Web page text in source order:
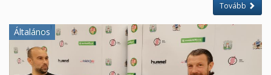
Tovább
Általános